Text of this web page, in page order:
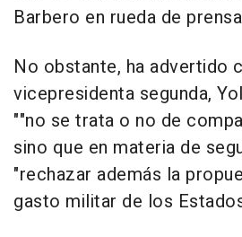
Barbero en rueda de
No obstante, ha advertido
vicepresidenta segunda,
""no se trata o no de
sino que en materia de
"rechazar además la
gasto militar de los